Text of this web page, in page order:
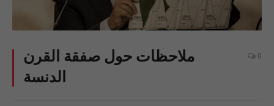
ملاحظات حول صفقة القرن
الدنسة
0